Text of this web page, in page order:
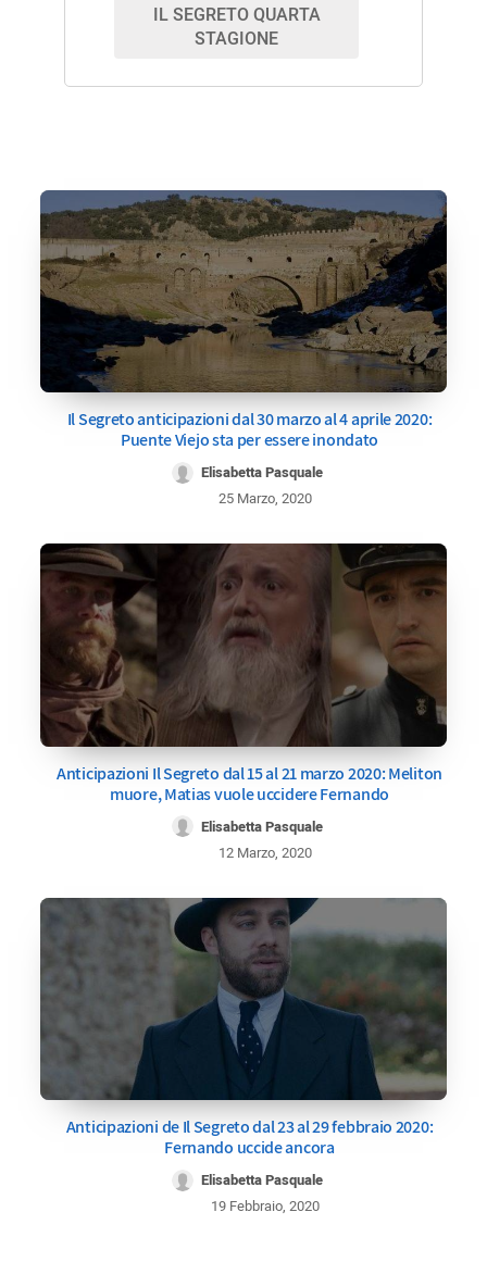
IL SEGRETO QUARTA
STAGIONE
Il Segreto anticipazioni dal 30 marzo al 4 aprile 2020:
Puente Viejo sta per essere inondato
Elisabetta Pasquale
25 Marzo, 2020
Anticipazioni Il Segreto dal 15 al 21 marzo 2020: Meliton
muore, Matias vuole uccidere Fernando
Elisabetta Pasquale
12 Marzo, 2020
Anticipazioni de Il Segreto dal 23 al 29 febbraio 2020:
Fernando uccide ancora
Elisabetta Pasquale
19 Febbraio, 2020